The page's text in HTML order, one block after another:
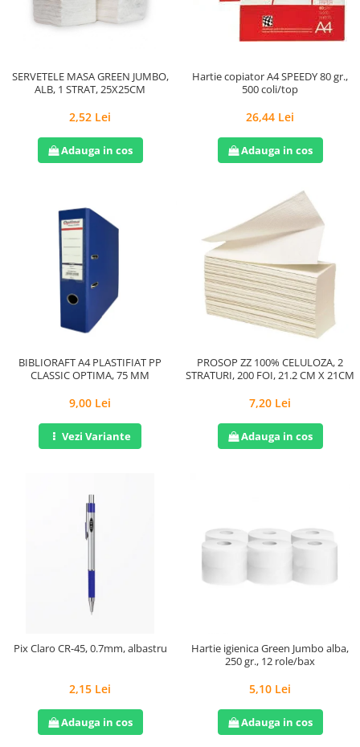
Lavete și bureți
Mopuri
Mănuși
Odorizante cameră/auto
Odorizante toaletă
Pahare și accesorii
Dispensere/dozatoare
Servețele umede
Plicuri
Tuș & more
SERVETELE MASA GREEN JUMBO,
ALB, 1 STRAT, 25X25CM
2,52 Lei
Adauga in cos
Hartie copiator A4 SPEEDY 80 gr.,
500 coli/top
26,44 Lei
Adauga in cos
BIBLIORAFT A4 PLASTIFIAT PP
CLASSIC OPTIMA, 75 MM
9,00 Lei
Vezi Variante
PROSOP ZZ 100% CELULOZA, 2
STRATURI, 200 FOI, 21.2 CM X 21CM
7,20 Lei
Adauga in cos
Pix Claro CR-45, 0.7mm, albastru
2,15 Lei
Adauga in cos
Hartie igienica Green Jumbo alba,
250 gr., 12 role/bax
5,10 Lei
Adauga in cos